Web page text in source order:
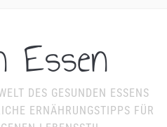
Essen
DES GESUNDEN ESSENS
ERNÄHRUNGSTIPPS FÜR